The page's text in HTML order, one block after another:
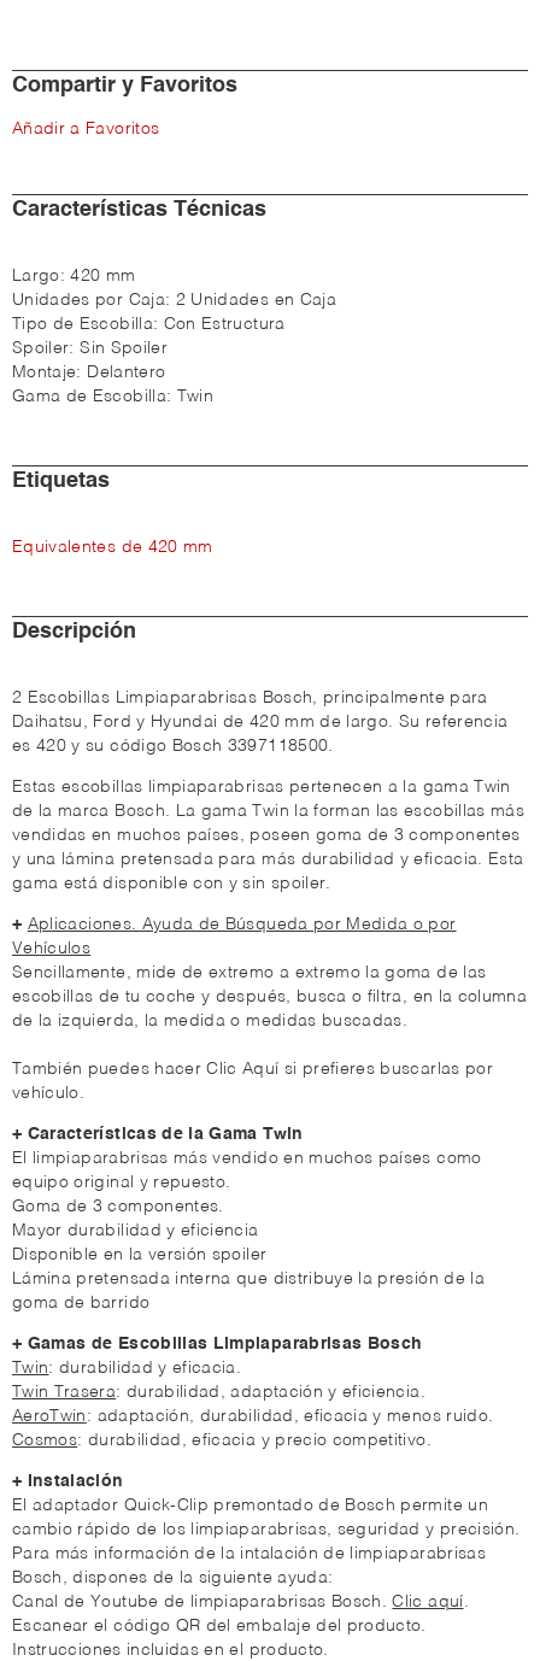
Compartir y Favoritos
Añadir a Favoritos
Características Técnicas
Largo:420 mm
Unidades por Caja: 2 Unidades en Caja
Tipo de Escobilla: Con Estructura
Spoiler:Sin Spoiler
Montaje: Delantero
Gama de Escobilla:
Twin
Etiquetas
Equivalentes de 420 mm
Descripción
2 Escobillas Limpiaparabrisas Bosch, principalmente para
Daihatsu, Ford y Hyundai de 420 mm de largo. Su referencia
es 420 y su código Bosch 3397118500.
Estas escobillas limpiaparabrisas pertenecen a la gama Twin
de la marca Bosch. La gama Twin la forman las escobillas más
vendidas en muchos países, poseen goma de 3 componentes
y una lámina pretensada para más durabilidad y eficacia. Esta
gama está disponible con y sin spoiler.
+ Aplicaciones. Ayuda de Búsqueda por Medida o por
Vehículos
Sencillamente, mide de extremo a extremo la goma de las
escobillas de tu coche y después, busca o filtra, en la columna
de la izquierda, la medida o medidas buscadas.
También puedes hacer Clic Aquí si prefieres buscarlas por
vehículo.
+ Características de la Gama Twin
El limpiaparabrisas más vendido en muchos países como
equipo original y repuesto.
Goma de 3 componentes.
Mayor durabilidad y eficiencia
Disponible en la versión spoiler
Lámina pretensada interna que distribuye la presión de la
goma de barrido
+ Gamas de Escobillas Limpiaparabrisas Bosch
Twin: durabilidad y eficacia.
Twin Trasera: durabilidad, adaptación y eficiencia.
AeroTwin : adaptación, durabilidad, eficacia y menos ruido.
Cosmos: durabilidad, eficacia y precio competitivo.
+ Instalación
El adaptador Quick-Clip premontado de Bosch permite un
cambio rápido de los limpiaparabrisas, seguridad y precisión.
Para más información de la intalación de limpiaparabrisas
Bosch, dispones de la siguiente ayuda:
Canal de Youtube de limpiaparabrisas Bosch.Clic aquí .
Escanear el código QR del embalaje del producto.
Instrucciones incluidas en el producto.